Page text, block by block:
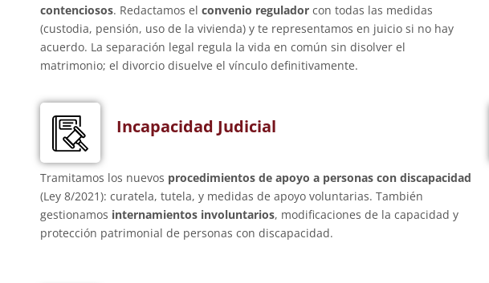
contenciosos. Redactamos el convenio regulador con todas las medidas
(custodia, pensión, uso de la vivienda) y te representamos en juicio si no hay
acuerdo. La separación legal regula la vida en común sin disolver el
matrimonio; el divorcio disuelve el vínculo definitivamente.
Incapacidad Judicial
Tramitamos los nuevos procedimientos de apoyo a personas con discapacidad
(Ley 8/2021): curatela, tutela, y medidas de apoyo voluntarias. También
gestionamos internamientos involuntarios, modificaciones de la capacidad y
protección patrimonial de personas con discapacidad.